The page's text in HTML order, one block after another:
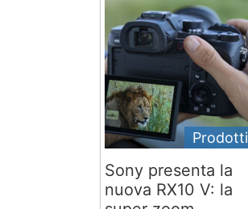
Prodotti
Sony presenta la
nuova RX10 V: la